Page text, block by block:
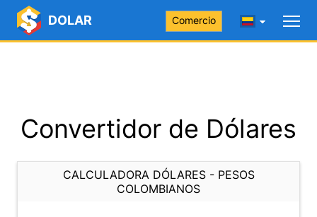
DOLAR Comercio
Convertidor de Dólares
CALCULADORA DÓLARES - PESOS
COLOMBIANOS